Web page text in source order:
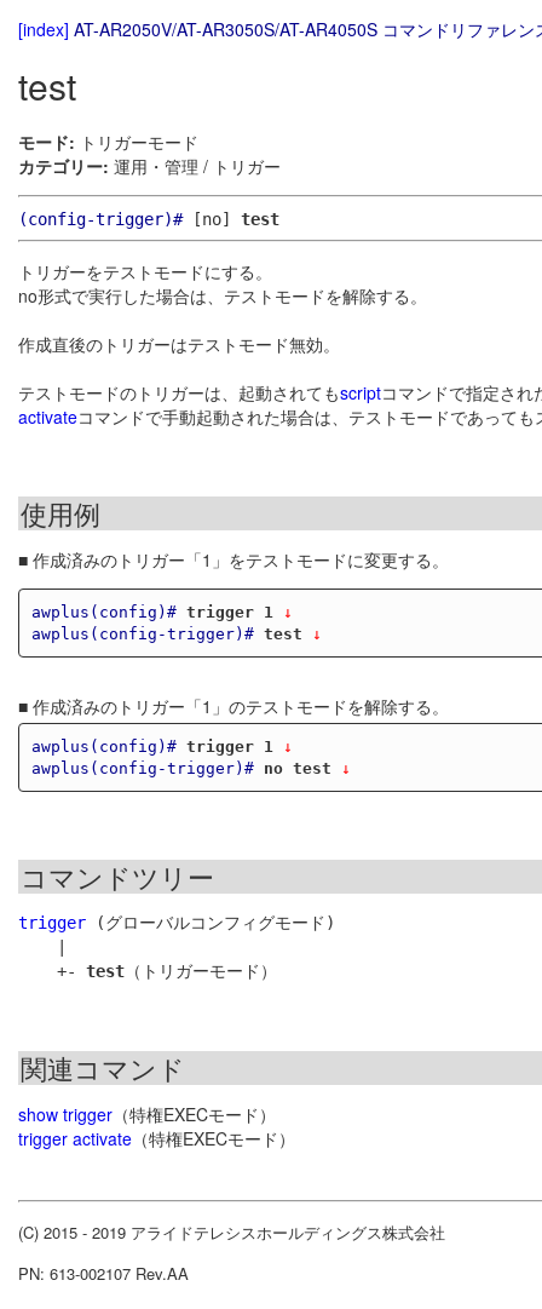
[index] AT-AR2050V/AT-AR3050S/AT-AR4050S コマンドリファレン
test
モード: トリガーモード
カテゴリー: 運用・管理 / トリガー
(config-trigger)#[no] test
トリガーをテストモードにする。
no形式で実行した場合は、テストモードを解除する。
作成直後のトリガーはテストモード無効。
テストモードのトリガーは、起動されてもscriptコマンドで指定さ
activateコマンドで手動起動された場合は、テストモードであって
使用例
■ 作成済みのトリガー「1」をテストモードに変更する。
awplus(config)# trigger 1
↓
awplus(config-trigger)# test ↓
■ 作成済みのトリガー「1」のテストモードを解除する。
awplus(config)# trigger 1
↓
awplus(config-trigger)#
no test ↓
コマンドツリー
trigger (グローバルコンフィグモード)
    +-
test
関連コマンド
show trigger （特権EXECモード）
trigger activate （特権EXECモード）
(C) 2015 - 2019 アライドテレシスホールディングス株式会社
PN: 613-002107 Rev.AA